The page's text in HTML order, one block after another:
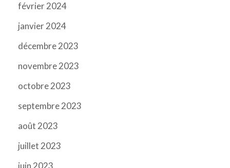
février 2024
janvier 2024
décembre 2023
novembre 2023
octobre 2023
septembre 2023
août 2023
juillet 2023
juin 2023